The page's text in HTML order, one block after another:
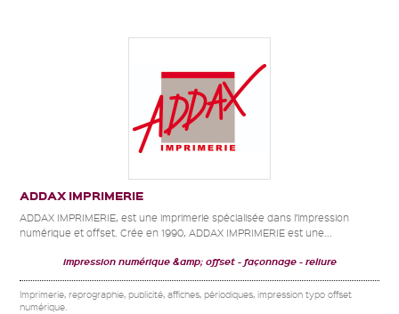
ADDAX IMPRIMERIE
ADDAX IMPRIMERIE, est une imprimerie spécialisée dans l’impression
numérique et offset. Crée en 1990, ADDAX IMPRIMERIE est une...
impression numérique &amp; offset façonnage reliure
Imprimerie, reprographie, publicité, affiches, périodiques, impression typo offset
numérique.